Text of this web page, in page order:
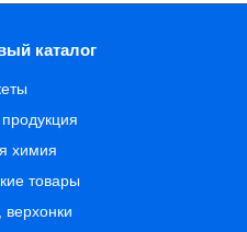
каталог
химия
товары
верхонки